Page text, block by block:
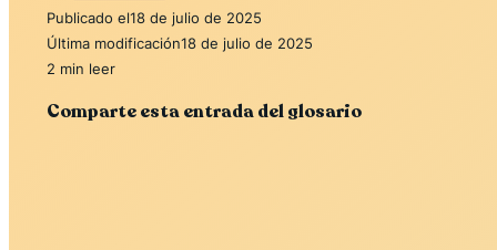
Publicado el18 de julio de 2025
Última modificación18 de julio de 2025
2 min leer
Comparte esta entrada del glosario